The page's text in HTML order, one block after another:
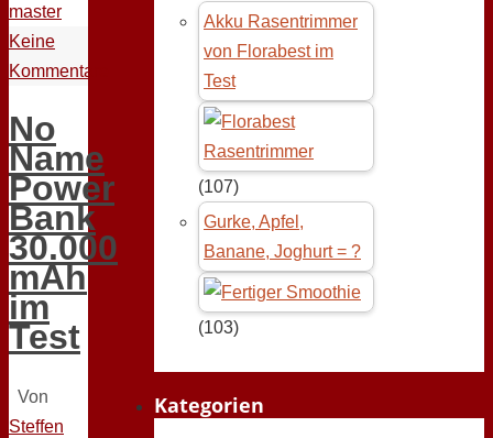
master
Keine
Kommentare
No
Name
Power
Bank
30.000
mAh
im
Test
Von
Steffen
Akku Rasentrimmer
von Florabest im
Test
(107)
Gurke, Apfel,
Banane, Joghurt = ?
(103)
Kategorien